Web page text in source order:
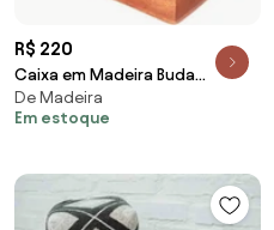
R$ 220
Caixa em Madeira Buda
Entalhado | Bali
De Madeira
Em estoque